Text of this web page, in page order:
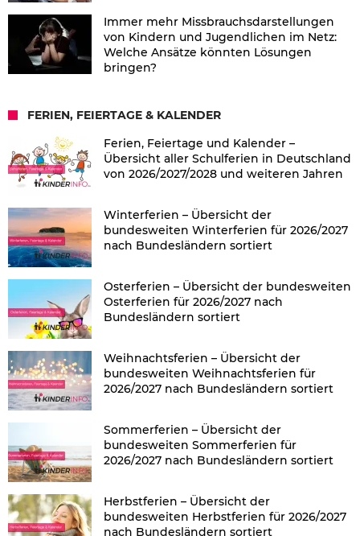
Immer mehr Missbrauchsdarstellungen
von Kindern und Jugendlichen im Netz:
Welche Ansätze könnten Lösungen
bringen?
FERIEN, FEIERTAGE & KALENDER
Ferien, Feiertage und Kalender –
Übersicht aller Schulferien in Deutschland
von 2026/2027/2028 und weiteren Jahren
Winterferien – Übersicht der
bundesweiten Winterferien für 2026/2027
nach Bundesländern sortiert
Osterferien – Übersicht der bundesweiten
Osterferien für 2026/2027 nach
Bundesländern sortiert
Weihnachtsferien – Übersicht der
bundesweiten Weihnachtsferien für
2026/2027 nach Bundesländern sortiert
Sommerferien – Übersicht der
bundesweiten Sommerferien für
2026/2027 nach Bundesländern sortiert
Herbstferien – Übersicht der
bundesweiten Herbstferien für 2026/2027
nach Bundesländern sortiert